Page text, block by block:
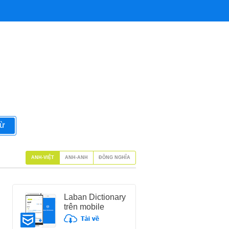
Laban Dictionary
trên mobile
ANH-VIỆT ANH-ANH ĐỒNG NGHĨA